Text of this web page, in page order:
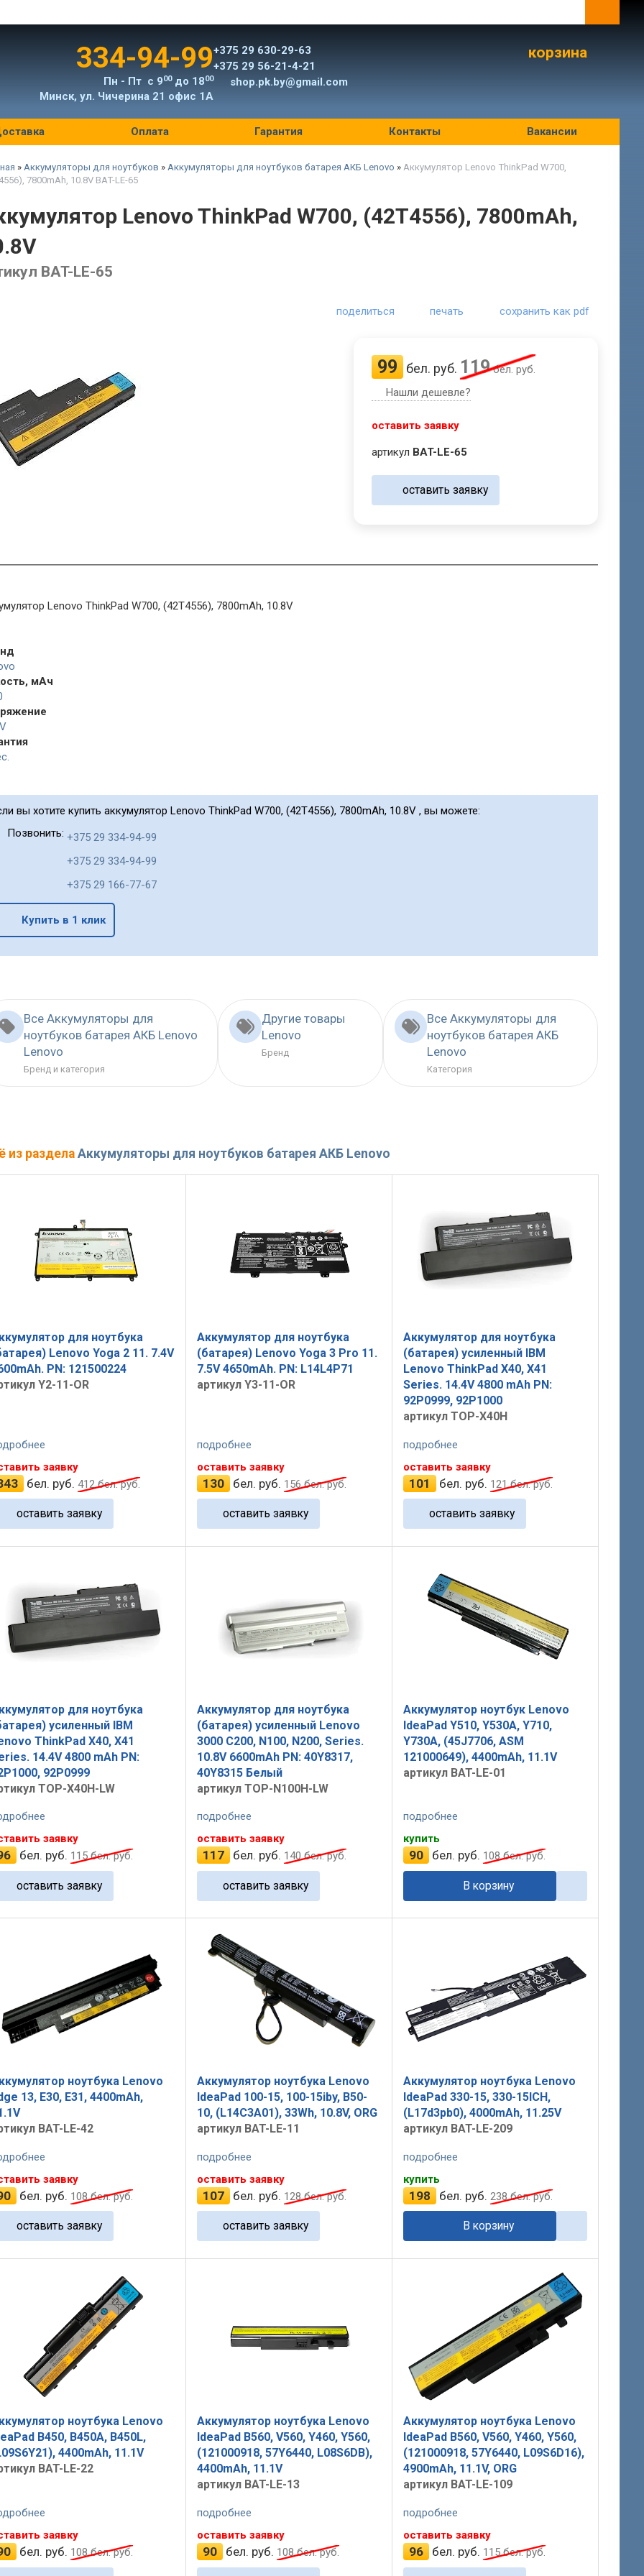
334-94-99
Пн - Пт с 900до 1800
Минск, ул. Чичерина 21 офис 1А
+375 29 630-29-63
+375 29 56-21-4-21
shop.pk.by@gmail.com
корзина
Оплата Гарантия Контакты Вакансии
» Аккумуляторы для ноутбуков » Аккумуляторы для ноутбуков батарея АКБ Lenovo » Аккумулятор Lenovo ThinkPad W700,
7800mAh, 10.8V BAT-LE-65
Lenovo ThinkPad W700, (42T4556), 7800mAh,
BAT-LE-65
поделиться печать сохранить как pdf
99 бел. руб. 119бел. руб.
Нашли дешевле?
оставить заявку
артикул BAT-LE-65
оставить заявку
Lenovo ThinkPad W700, (42T4556), 7800mAh, 10.8V
мАч
вы хотите купить аккумулятор Lenovo ThinkPad W700, (42T4556), 7800mAh, 10.8V , вы можете:
Позвонить: +375 29 334-94-99
+375 29 334-94-99
+375 29 166-77-67
Купить в 1 клик
Все Аккумуляторы для
ноутбуков батарея АКБ Lenovo
Lenovo
Бренд и категория
Другие товары
Lenovo
Бренд
Все Аккумуляторы для
ноутбуков батарея АКБ
Lenovo
Категория
из раздела Аккумуляторы для ноутбуков батарея АКБ Lenovo
для ноутбука
Lenovo Yoga 2 11. 7.4V
PN: 121500224
Y2-11-OR
заявку
бел. руб. 412бел. руб.
оставить заявку
Аккумулятор для ноутбука
(батарея) Lenovo Yoga 3 Pro 11.
7.5V 4650mAh. PN: L14L4P71
артикул Y3-11-OR
подробнее
оставить заявку
130 бел. руб. 156бел. руб.
оставить заявку
Аккумулятор для ноутбука
(батарея) усиленный IBM
Lenovo ThinkPad X40, X41
Series. 14.4V 4800 mAh PN:
92P0999, 92P1000
артикул TOP-X40H
подробнее
оставить заявку
101 бел. руб. 121бел. руб.
оставить заявку
для ноутбука
усиленный IBM
ThinkPad X40, X41
14.4V 4800 mAh PN:
92P0999
TOP-X40H-LW
заявку
бел. руб. 115бел. руб.
оставить заявку
Аккумулятор для ноутбука
(батарея) усиленный Lenovo
3000 C200, N100, N200, Series.
10.8V 6600mAh PN: 40Y8317,
40Y8315 Белый
артикул TOP-N100H-LW
подробнее
оставить заявку
117 бел. руб. 140бел. руб.
оставить заявку
Аккумулятор ноутбук Lenovo
IdeaPad Y510, Y530A, Y710,
Y730A, (45J7706, ASM
121000649), 4400mAh, 11.1V
артикул BAT-LE-01
подробнее
купить
90 бел. руб. 108бел. руб.
В корзину
ноутбука Lenovo
13, E30, E31, 4400mAh,
BAT-LE-42
заявку
бел. руб. 108бел. руб.
оставить заявку
Аккумулятор ноутбука Lenovo
IdeaPad 100-15, 100-15iby, B50-
10, (L14C3A01), 33Wh, 10.8V, ORG
артикул BAT-LE-11
подробнее
оставить заявку
107 бел. руб. 128бел. руб.
оставить заявку
Аккумулятор ноутбука Lenovo
IdeaPad 330-15, 330-15ICH,
(L17d3pb0), 4000mAh, 11.25V
артикул BAT-LE-209
подробнее
купить
198 бел. руб. 238бел. руб.
В корзину
ноутбука Lenovo
B450, B450A, B450L,
4400mAh, 11.1V
BAT-LE-22
заявку
бел. руб. 108бел. руб.
Аккумулятор ноутбука Lenovo
IdeaPad B560, V560, Y460, Y560,
(121000918, 57Y6440, L08S6DB),
4400mAh, 11.1V
артикул BAT-LE-13
подробнее
оставить заявку
90 бел. руб. 108бел. руб.
Аккумулятор ноутбука Lenovo
IdeaPad B560, V560, Y460, Y560,
(121000918, 57Y6440, L09S6D16),
4900mAh, 11.1V, ORG
артикул BAT-LE-109
подробнее
оставить заявку
96 бел. руб. 115бел. руб.